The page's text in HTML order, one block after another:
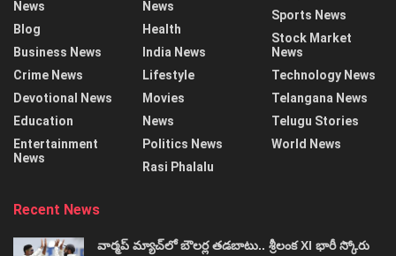
News
Blog
Business News
Crime News
Devotional News
Education
Entertainment
News
News
Health
India News
Lifestyle
Movies
News
Politics News
Rasi Phalalu
Sports News
Stock Market
News
Technology News
Telangana News
Telugu Stories
World News
Recent News
వార్మప్‌ మ్యాచ్‌లో బౌలర్ల తడబాటు.. శ్రీలంక XI భారీ స్కోరు